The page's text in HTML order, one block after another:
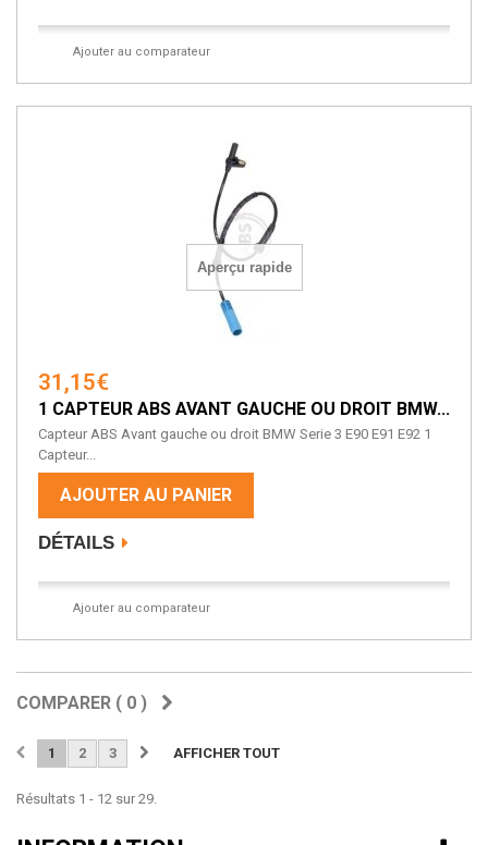
Ajouter au comparateur
Aperçu rapide
31,15€
1 CAPTEUR ABS AVANT GAUCHE OU DROIT BMW...
Capteur ABS Avant gauche ou droit BMW Serie 3 E90 E91 E92 1
Capteur...
AJOUTER AU PANIER
DÉTAILS
Ajouter au comparateur
COMPARER ( 0 )
AFFICHER TOUT
1 2 3
Résultats 1 - 12 sur 29.